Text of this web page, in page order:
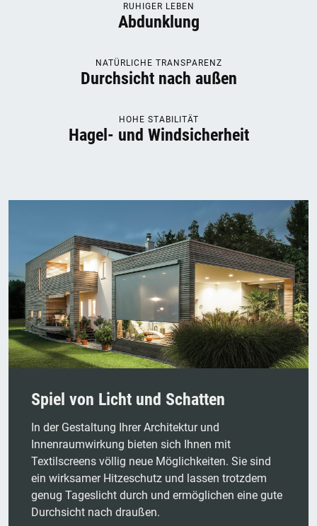
RUHIGER LEBEN
Abdunklung
NATÜRLICHE TRANSPARENZ
Durchsicht nach außen
HOHE STABILITÄT
Hagel- und Windsicherheit
Spiel von Licht und Schatten
In der Gestaltung Ihrer Architektur und
Innenraumwirkung bieten sich Ihnen mit
Textilscreens völlig neue Möglichkeiten. Sie sind
ein wirksamer Hitzeschutz und lassen trotzdem
genug Tageslicht durch und ermöglichen eine gute
Durchsicht nach draußen.